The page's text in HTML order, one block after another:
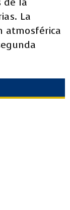
La
atmosférica